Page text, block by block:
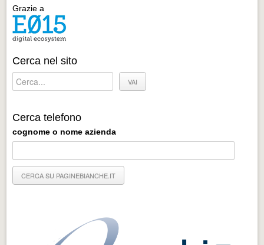
PROGETTI
Progetti Aperti
Progetti Realizzati
EVENTI
Eventi Vigevano
Grazie a
Cerca nel sito
Cerca telefono
cognome o nome azienda